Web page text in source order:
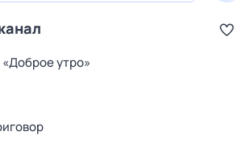
утро»